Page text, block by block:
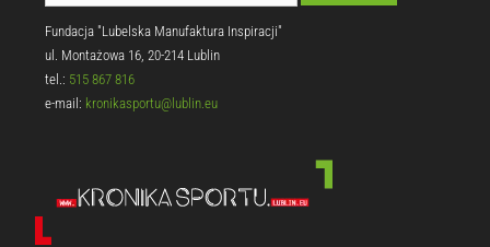
Fundacja "Lubelska Manufaktura Inspiracji"
ul. Montażowa 16, 20-214 Lublin
tel.: 515 867 816
e-mail: kronikasportu@lublin.eu